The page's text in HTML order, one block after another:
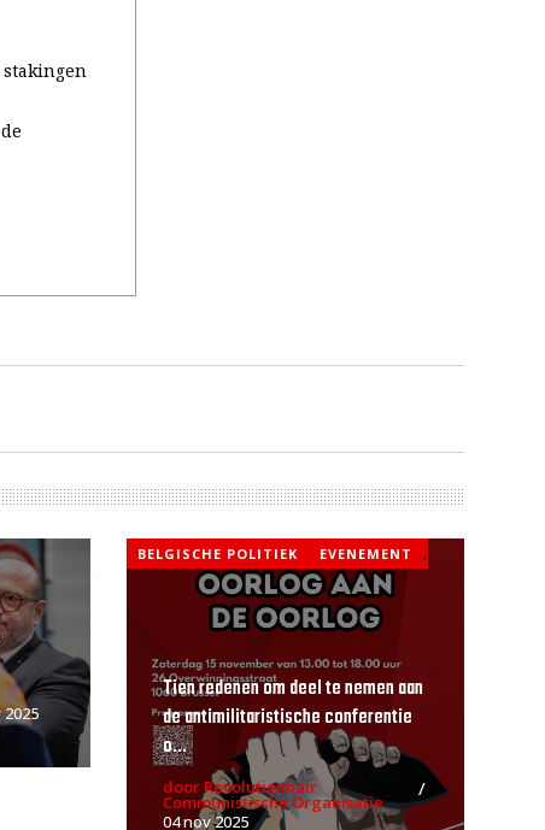
BELGISCHE POLITIEK ,
EVENEMENT
Tien redenen om deel te nemen aan
de antimilitaristische conferentie
o...
door Revolutionnair
Communistische Organisatie
04 nov 2025